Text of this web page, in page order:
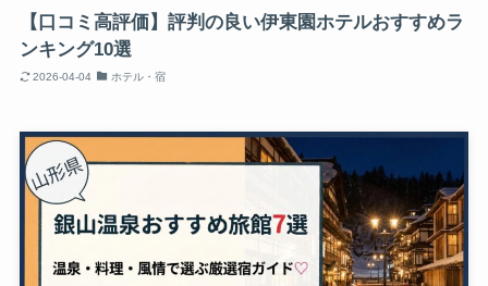
【口コミ高評価】評判の良い伊東園ホテルおすすめラ
ンキング10選
2026-04-04 ホテル・宿